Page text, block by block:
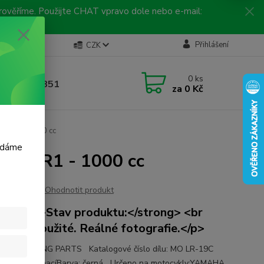
Použijte CHAT vpravo dole nebo e-mail:
Kontakty CZK Přihlášení
linka
792 217 851
9-16 hod.)
0 ks
za 0 Kč
R1 - 1000 cc
R1 - 1000 cc
Ohodnotit produkt
produktu:</strong> <br
nepoužité. Reálné fotografie.</p>
DR RACING PARTS Katalogové číslo dílu: MO LR-19C